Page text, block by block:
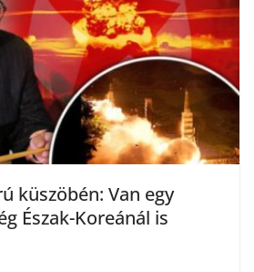
küszöbén: Van egy
Észak-Koreánál is